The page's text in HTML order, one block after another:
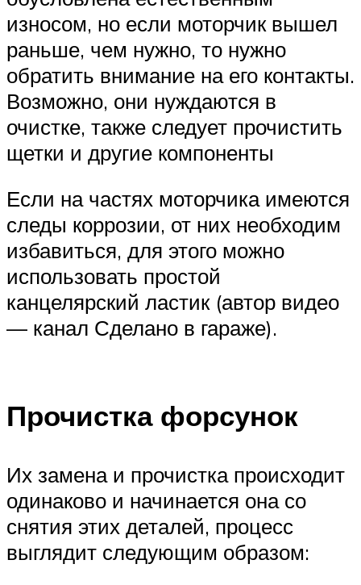
износом, но если моторчик вышел
раньше, чем нужно, то нужно
обратить внимание на его контакты.
Возможно, они нуждаются в
очистке, также следует прочистить
щетки и другие компоненты
Если на частях моторчика имеются
следы коррозии, от них необходим
избавиться, для этого можно
использовать простой
канцелярский ластик (автор видео
— канал Сделано в гараже).
Прочистка форсунок
Их замена и прочистка происходит
одинаково и начинается она со
снятия этих деталей, процесс
выглядит следующим образом: